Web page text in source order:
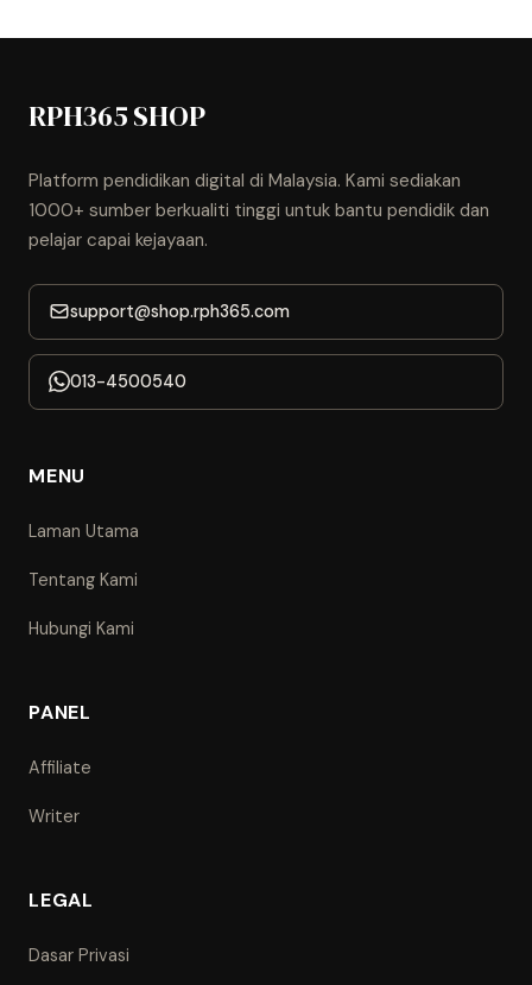
RPH365 SHOP
Platform pendidikan digital di Malaysia. Kami sediakan
1000+ sumber berkualiti tinggi untuk bantu pendidik dan
pelajar capai kejayaan.
support@shop.rph365.com
013-4500540
MENU
Laman Utama
Tentang Kami
Hubungi Kami
PANEL
Affiliate
Writer
LEGAL
Dasar Privasi